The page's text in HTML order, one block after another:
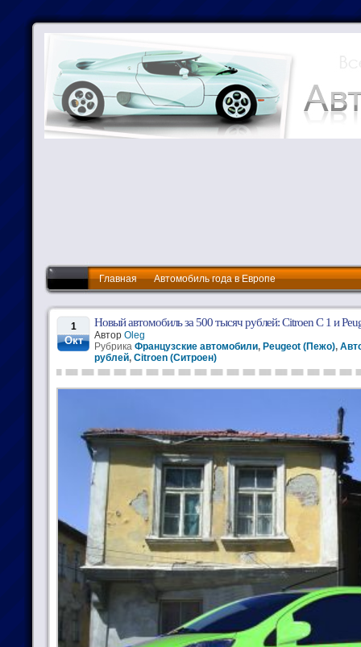
Главная Автомобиль года в Европе
1
Окт
Новый автомобиль за 500 тысяч рублей: Citroen С 1 и
Автор Oleg
Рубрика Французские автомобили, Peugeot (Пежо),
рублей, Citroen (Ситроен)